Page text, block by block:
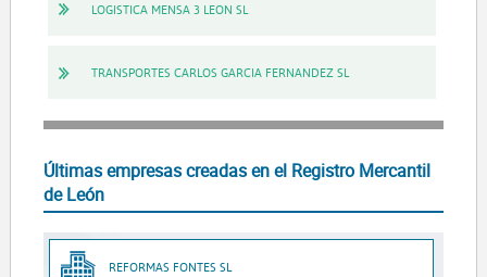
LOGISTICA MENSA 3 LEON SL
TRANSPORTES CARLOS GARCIA FERNANDEZ SL
Últimas empresas creadas en el Registro Mercantil
de León
REFORMAS FONTES SL